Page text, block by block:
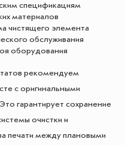
спецификациям
материалов
чистящего элемента
обслуживания
оборудования
рекомендуем
с оригинальными
гарантирует сохранение
очистки и
печати между плановыми